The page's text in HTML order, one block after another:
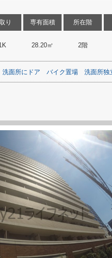
り 専有面積
28.20㎡
所在階
2階
洗面所にドア バイク置場 洗面所独